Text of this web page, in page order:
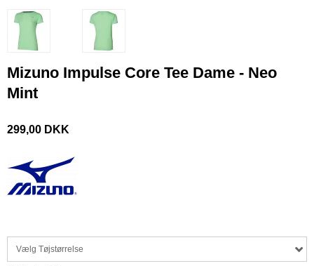
Mizuno Impulse Core Tee Dame - Neo
Mint
299,00 DKK
Vælg Tøjstørrelse